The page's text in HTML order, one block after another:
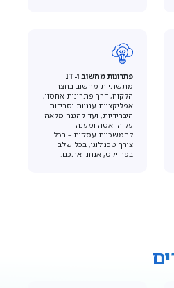
פתרונות מחשוב ו-IT
מתשתיות מחשוב בחצר
הלקוח, דרך פתרונות אחסון,
אפליקציות ענניות וסביבות
היברידיות, ועד להגנה מלאה
על הדאטה ומענה
להמשכיות עסקית – בכל
צורך טכנולוגי, בכל שלב
בפרויקט, אנחנו אתכם.